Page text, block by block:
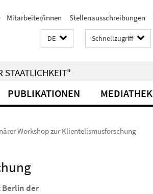
Mitarbeiter/innen Stellenausschreibungen
DE Schnellzugriff
STAATLICHKEIT"
PUBLIKATIONEN MEDIATHEK
Workshop zur Klientelismusforschung
Berlin der